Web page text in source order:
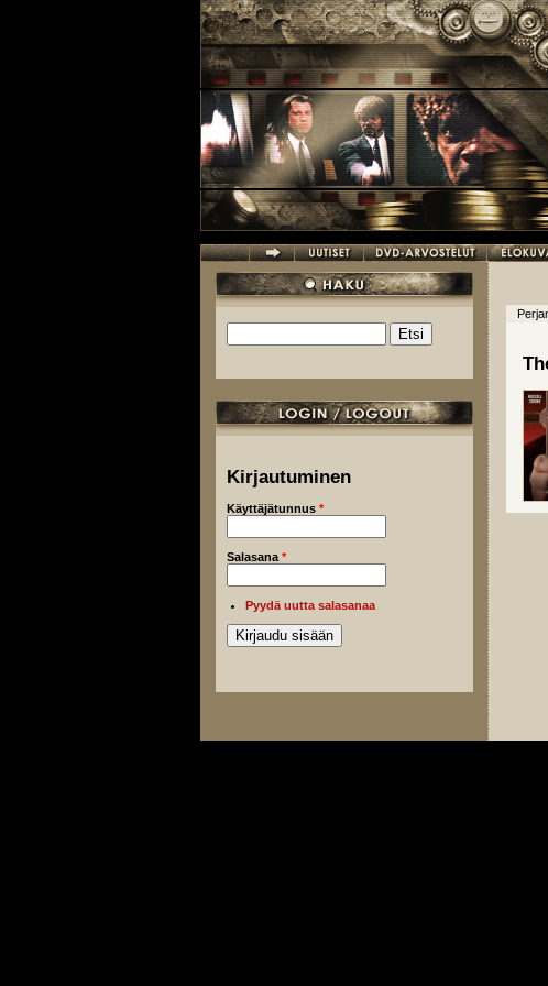
Hakulomake
Kirjautuminen
Käyttäjätunnus *
Salasana *
Pyydä uutta salasanaa